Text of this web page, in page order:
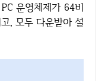
운영체제가 64비
, 모두 다운받아 설